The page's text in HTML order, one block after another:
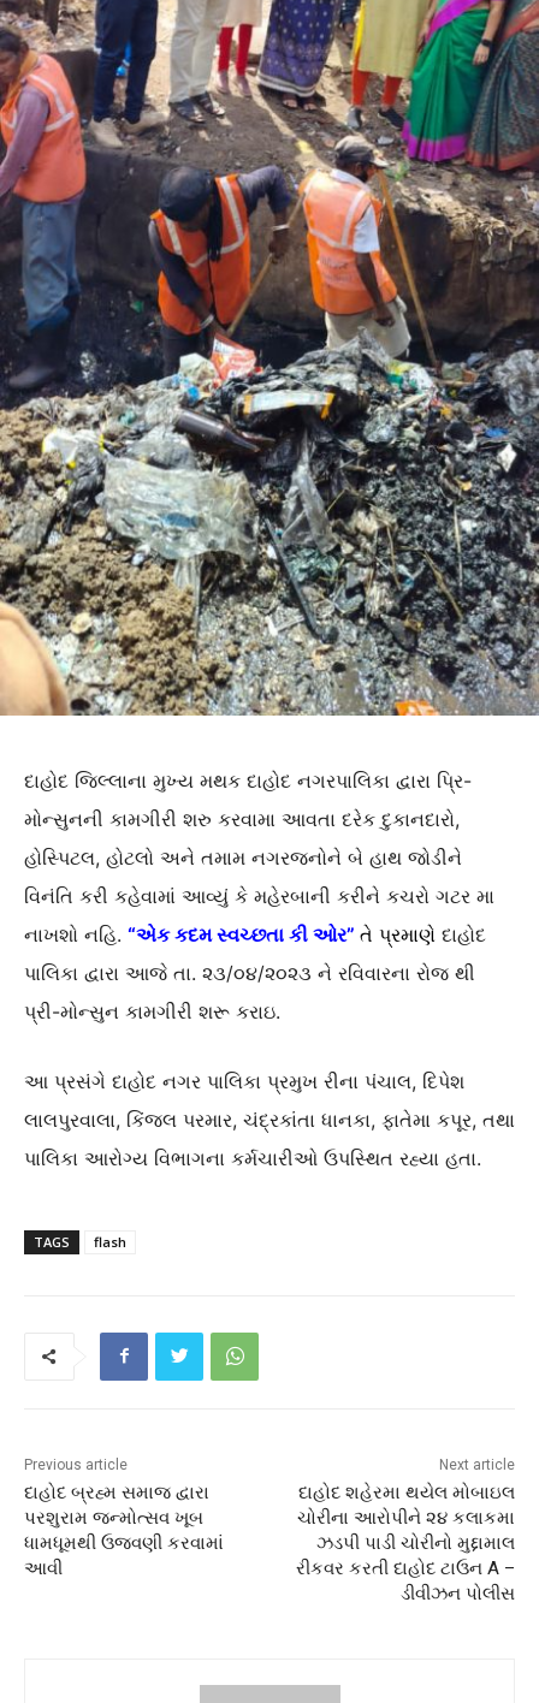
દાહોદ જિલ્લાના મુખ્ય મથક દાહોદ નગરપાલિકા દ્વારા પ્રિ-
મોન્સુનની કામગીરી શરુ કરવામા આવતા દરેક દુકાનદારો,
હોસ્પિટલ, હોટલો અને તમામ નગરજનોને બે હાથ જોડીને
વિનંતિ કરી કહેવામાં આવ્યું કે મહેરબાની કરીને કચરો ગટર મા
નાખશો નહિ. “એક કદમ સ્વચ્છતા કી ઓર” તે પ્રમાણે દાહોદ
પાલિકા દ્વારા આજે તા. ૨૩/૦૪/૨૦૨૩ ને રવિવારના રોજ થી
પ્રી-મોન્સુન કામગીરી શરૂ કરાઇ.
આ પ્રસંગે દાહોદ નગર પાલિકા પ્રમુખ રીના પંચાલ, દિપેશ
લાલપુરવાલા, કિંજલ પરમાર, ચંદ્રકાંતા ધાનકા, ફાતેમા કપૂર, તથા
પાલિકા આરોગ્ય વિભાગના કર્મચારીઓ ઉપસ્થિત રહ્યા હતા.
TAGS flash
Previous article
દાહોદ બ્રહ્મ સમાજ દ્વારા
પરશુરામ જન્મોત્સવ ખૂબ
ધામધૂમથી ઉજવણી કરવામાં
આવી
Next article
દાહોદ શહેરમા થયેલ મોબાઇલ
ચોરીના આરોપીને ૨૪ કલાકમા
ઝડપી પાડી ચોરીનો મુદ્દામાલ
રીકવર કરતી દાહોદ ટાઉન A –
ડીવીઝન પોલીસ